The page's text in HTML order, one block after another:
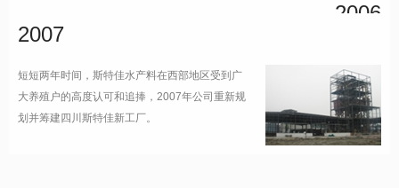
2006
鱼片的加工和出口，开启了四川生鱼鱼片出口到
美国的历史。
2007
短短两年时间，斯特佳水产料在西部地区受到广
大养殖户的高度认可和追捧，2007年公司重新规
划并筹建四川斯特佳新工厂。